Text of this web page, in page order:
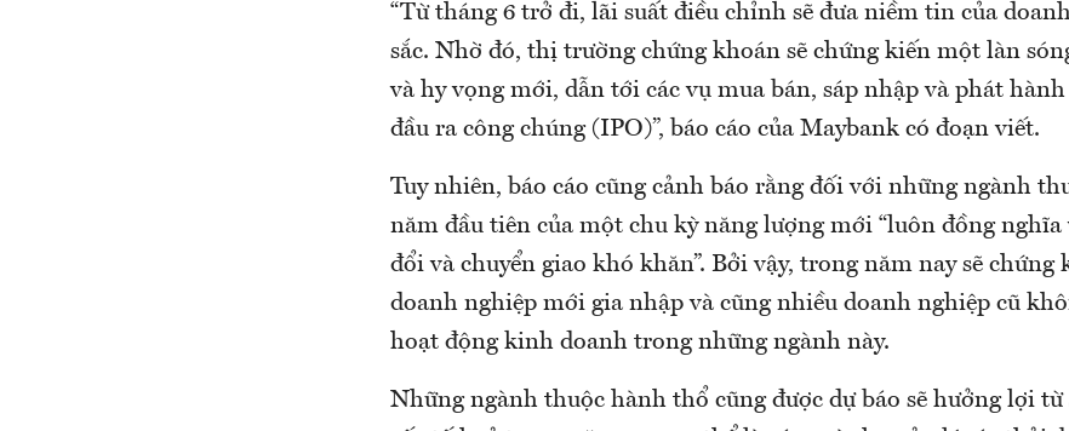
“Từ tháng 6 trở đi, lãi suất điều chỉnh sẽ đưa niềm tin của
sắc. Nhờ đó, thị trường chứng khoán sẽ chứng kiến một làn
và hy vọng mới, dẫn tới các vụ mua bán, sáp nhập và phát
đầu ra công chúng (IPO)”, báo cáo của Maybank có đoạn viết.
Tuy nhiên, báo cáo cũng cảnh báo rằng đối với những ngành
năm đầu tiên của một chu kỳ năng lượng mới “luôn đồng
đổi và chuyển giao khó khăn”. Bởi vậy, trong năm nay sẽ chứng
doanh nghiệp mới gia nhập và cũng nhiều doanh nghiệp cũ
hoạt động kinh doanh trong những ngành này.
Những ngành thuộc hành thổ cũng được dự báo sẽ hưởng lợi